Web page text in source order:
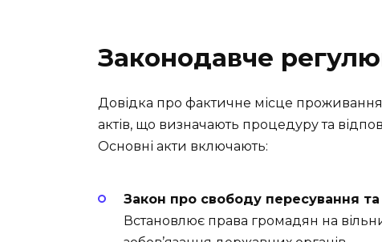
Законодавче
Довідка про фактичне місце
актів, що визначають процедуру та
Основні акти включають:
Закон про свободу пересування
Встановлює права громадян на